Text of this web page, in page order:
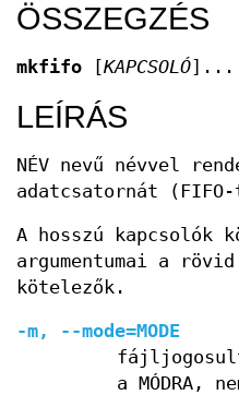
ÖSSZEGZÉS
mkfifo [KAPCSOLÓ]...
LEÍRÁS
NÉV nevű névvel
adatcsatornát
A hosszú kapcsolók
argumentumai a
kötelezők.
-m, --mode=MODE
a MÓDRA,